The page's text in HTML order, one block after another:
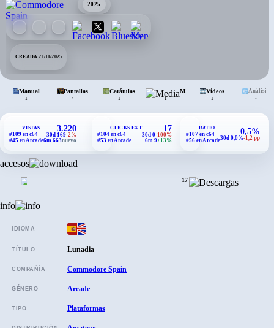
2025
CREADA 21/11/2025
Manual
1
Pantallas
4
Carátulas
1 1
Vídeos
1
Análisis
•
VISTAS
#109 en c64
#45 en Arcade
3.220
30d 169-2%
6m 663nuevo
CLICKS EXT
#104 en c64
#53 en Arcade
17
30d 0-100%
6m 9+13%
RATIO
#107 en c64
#56 en Arcade
0,5%
30d 0,0%-1,2 pp
accesos
17
info
IDIOMA
TÍTULO Lunadia
COMPAÑÍA Commodore Spain
GÉNERO Arcade
TIPO Plataformas